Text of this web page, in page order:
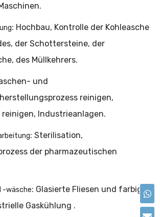
: Hochbau, Kontrolle der Kohleasche
der Schottersteine, der
des Müllkehrers.
und
reinigen,
Industrieanlagen.
: Sterilisation,
der pharmazeutischen
-wäsche: Glasierte Fliesen und farbige
Gaskühlung .